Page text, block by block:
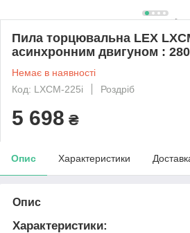
Пила торцювальна LEX
асинхронним двигуном :
Немає в наявності
Код: LXCM-225i
Роздріб
5 698 ₴
Опис Характеристики
Опис
Характеристики: